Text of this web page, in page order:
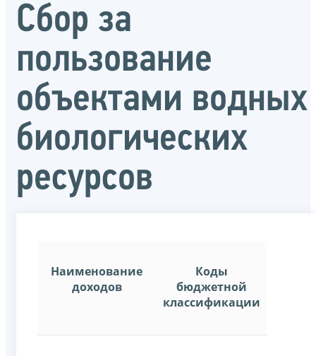
Сбор за
пользование
объектами водных
биологических
ресурсов
Наименование
доходов
Коды
бюджетной
классификации